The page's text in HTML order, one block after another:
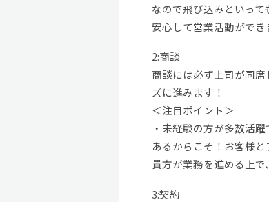
なので飛び込みといって
安心して営業活動ができ
2:商談
商談には必ず上司が同
ズに進みます！
＜注目ポイント＞
・未経験の方が多数活
あるからこそ！お客様
貴方が業務を進める上
3:契約